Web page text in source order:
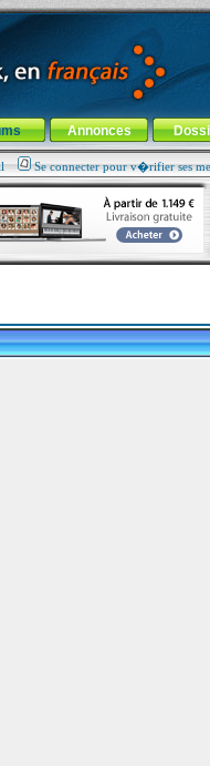
Annonces
Se connecter pour v�rifier ses